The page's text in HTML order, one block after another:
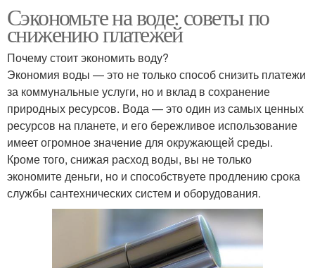
Сэкономьте на воде: советы по
снижению платежей
Почему стоит экономить воду?
Экономия воды — это не только способ снизить платежи
за коммунальные услуги, но и вклад в сохранение
природных ресурсов. Вода — это один из самых ценных
ресурсов на планете, и его бережливое использование
имеет огромное значение для окружающей среды.
Кроме того, снижая расход воды, вы не только
экономите деньги, но и способствуете продлению срока
службы сантехнических систем и оборудования.